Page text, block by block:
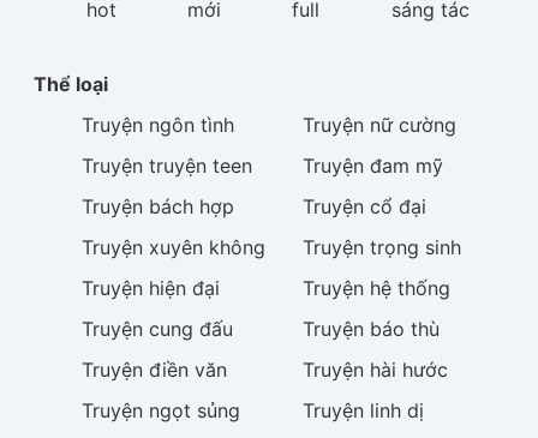
hot
mới
full
sáng tác
Thể loại
Truyện ngôn tình Truyện nữ cường
Truyện truyện teen Truyện đam mỹ
Truyện bách hợp Truyện cổ đại
Truyện xuyên không Truyện trọng sinh
Truyện hiện đại Truyện hệ thống
Truyện cung đấu Truyện báo thù
Truyện điền văn Truyện hài hước
Truyện ngọt sủng Truyện linh dị